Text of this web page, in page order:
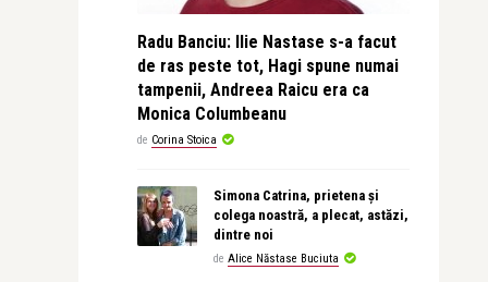
Radu Banciu: Ilie Nastase s-a facut
de ras peste tot, Hagi spune numai
tampenii, Andreea Raicu era ca
Monica Columbeanu
de Corina Stoica
Simona Catrina, prietena și
colega noastră, a plecat, astăzi,
dintre noi
de Alice Năstase Buciuta